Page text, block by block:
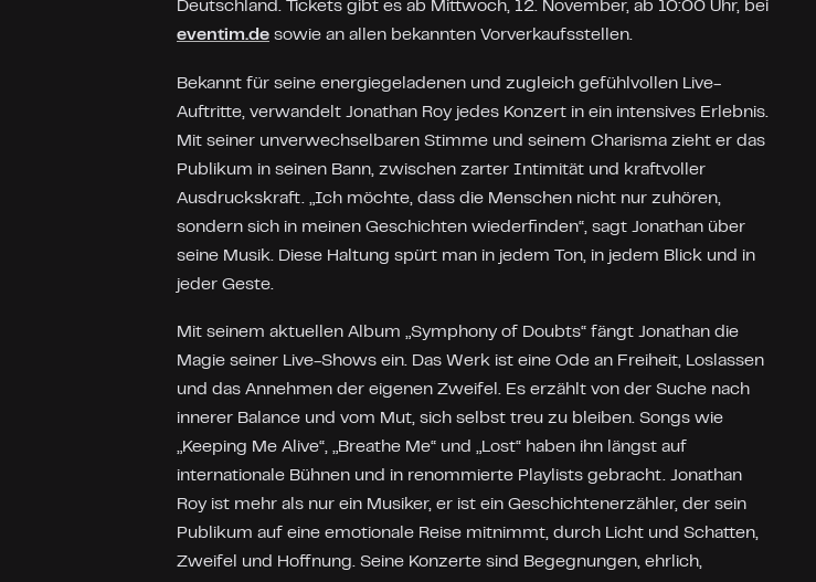
Deutschland. Tickets gibt es ab Mittwoch, 12. November, ab 10:00 Uhr, bei
eventim.de sowie an allen bekannten Vorverkaufsstellen.
Bekannt für seine energiegeladenen und zugleich gefühlvollen Live-
Auftritte, verwandelt Jonathan Roy jedes Konzert in ein intensives Erlebnis.
Mit seiner unverwechselbaren Stimme und seinem Charisma zieht er das
Publikum in seinen Bann, zwischen zarter Intimität und kraftvoller
Ausdruckskraft. „Ich möchte, dass die Menschen nicht nur zuhören,
sondern sich in meinen Geschichten wiederfinden“, sagt Jonathan über
seine Musik. Diese Haltung spürt man in jedem Ton, in jedem Blick und in
jeder Geste.
Mit seinem aktuellen Album „Symphony of Doubts“ fängt Jonathan die
Magie seiner Live-Shows ein. Das Werk ist eine Ode an Freiheit, Loslassen
und das Annehmen der eigenen Zweifel. Es erzählt von der Suche nach
innerer Balance und vom Mut, sich selbst treu zu bleiben. Songs wie
„Keeping Me Alive“, „Breathe Me“ und „Lost“ haben ihn längst auf
internationale Bühnen und in renommierte Playlists gebracht. Jonathan
Roy ist mehr als nur ein Musiker, er ist ein Geschichtenerzähler, der sein
Publikum auf eine emotionale Reise mitnimmt, durch Licht und Schatten,
Zweifel und Hoffnung. Seine Konzerte sind Begegnungen, ehrlich,